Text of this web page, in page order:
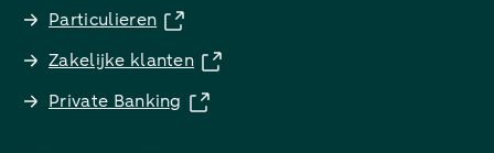
Particulieren
Zakelijke klanten
Private Banking